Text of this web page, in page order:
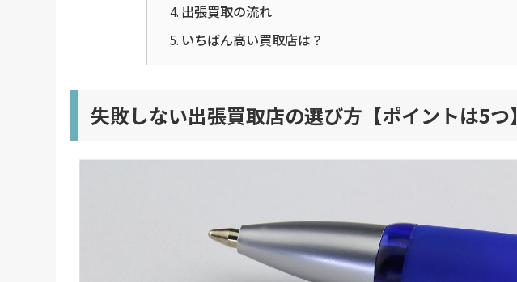
出張買取の流れ
いちばん高い買取店は？
失敗しない出張買取店の選び方【ポイントは5つ】